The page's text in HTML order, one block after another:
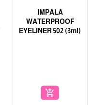
IMPALA
WATERPROOF
EYELINER 502 (3ml)
add_shopping_cart